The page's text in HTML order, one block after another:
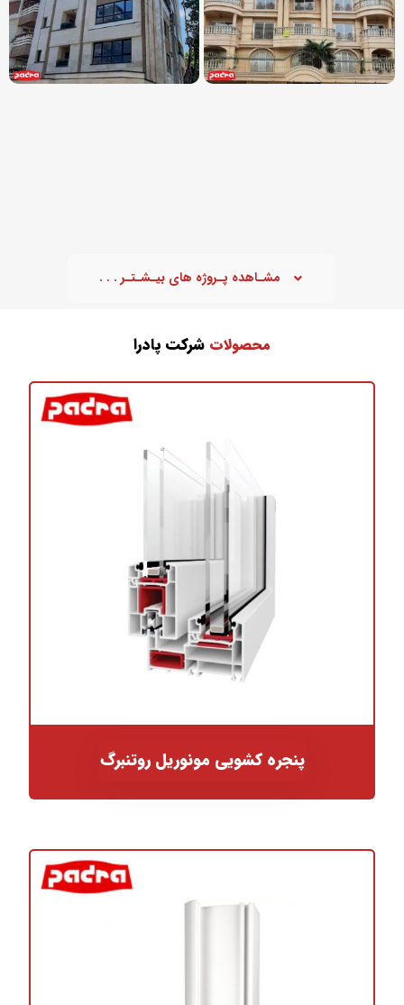
مشـاهده پـروژه های بیـشـتـر . . .
محصولات شرکت پادرا
پنجره کشویی مونوریل روتنبرگ